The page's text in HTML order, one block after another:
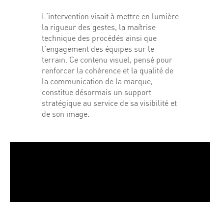
L’intervention visait à mettre en lumière
la rigueur des gestes, la maîtrise
technique des procédés ainsi que
l’engagement des équipes sur le
terrain. Ce contenu visuel, pensé pour
renforcer la cohérence et la qualité de
la communication de la marque,
constitue désormais un support
stratégique au service de sa visibilité et
de son image.